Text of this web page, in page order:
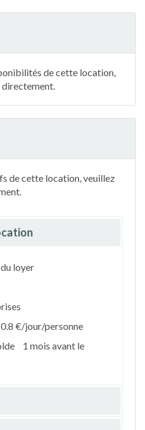
de cette location,
directement.
de cette location, veuillez
loyer
0.8 €/jour/personne
1 mois avant le